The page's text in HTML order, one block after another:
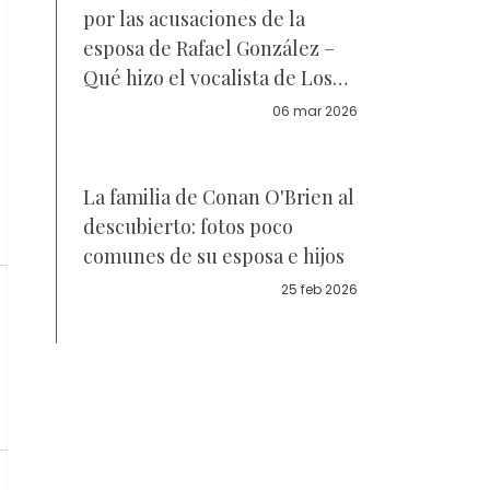
por las acusaciones de la
esposa de Rafael González –
Qué hizo el vocalista de Los
06 mar 2026
La familia de Conan O'Brien al
descubierto: fotos poco
comunes de su esposa e hijos
25 feb 2026